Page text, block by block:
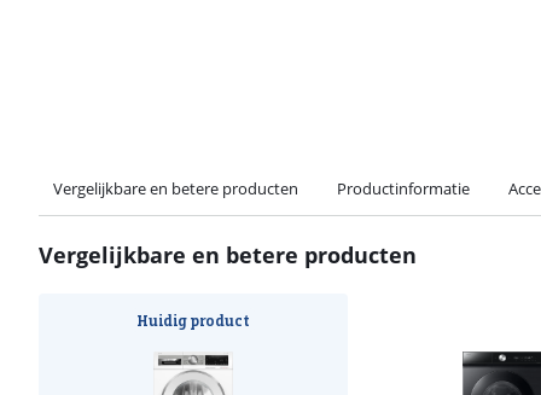
Vergelijkbare en betere producten Productinformatie
Vergelijkbare en betere producten
Huidig product